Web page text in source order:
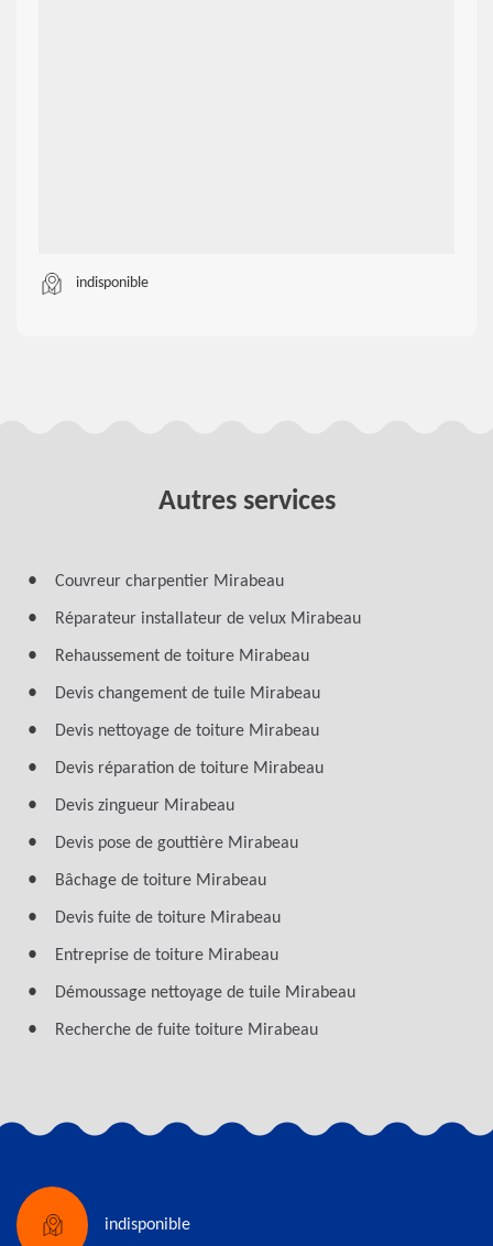
indisponible
Autres services
Couvreur charpentier Mirabeau
Réparateur installateur de velux Mirabeau
Rehaussement de toiture Mirabeau
Devis changement de tuile Mirabeau
Devis nettoyage de toiture Mirabeau
Devis réparation de toiture Mirabeau
Devis zingueur Mirabeau
Devis pose de gouttière Mirabeau
Bâchage de toiture Mirabeau
Devis fuite de toiture Mirabeau
Entreprise de toiture Mirabeau
Démoussage nettoyage de tuile Mirabeau
Recherche de fuite toiture Mirabeau
indisponible